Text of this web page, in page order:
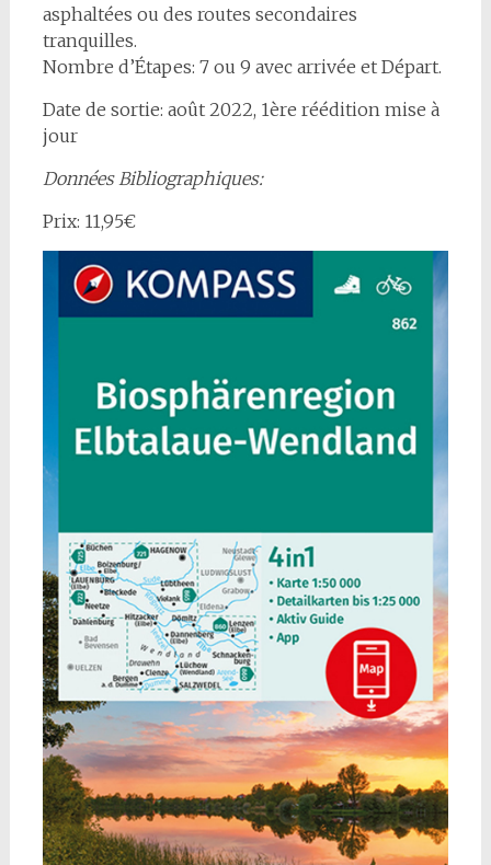
asphaltées ou des routes secondaires
tranquilles.
Nombre d’Étapes: 7 ou 9 avec arrivée et Départ.
Date de sortie: août 2022, 1ère réédition mise à
jour
Données Bibliographiques:
Prix: 11,95€